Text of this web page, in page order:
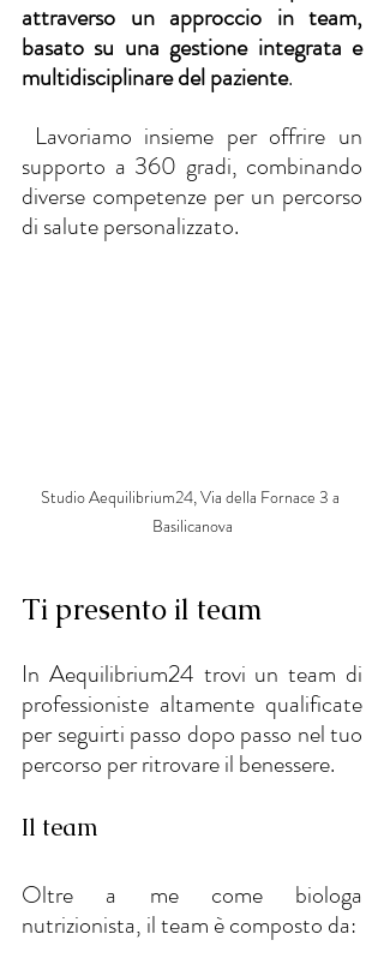
attraverso un approccio in team,
basato su una gestione integrata e
multidisciplinare del paziente.
supporto a 360 gradi, combinando
diverse competenze per un percorso
di salute personalizzato.
Studio Aequilibrium24, Via della Fornace 3 a
Basilicanova
Ti presento il team
In Aequilibrium24 trovi un team di
professioniste altamente qualificate
per seguirti passo dopo passo nel tuo
percorso per ritrovare il benessere.
Il team
Oltre a me come biologa
nutrizionista, il team è composto da: